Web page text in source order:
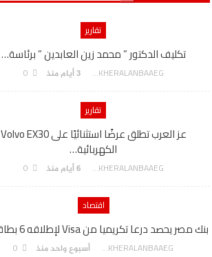
تقارير
تكليف الدكتور ” محمد زين العابدين ” برئاسة…
AKHERALANBAAEG 3 أيام منذ
تقارير
عز العرب تطلق عرضًا استثنائيًا على Volvo EX30
الكهربائية…
AKHERALANBAAEG 6 أيام منذ
اقتصاد
بنك مصر يحصد درعا تكريميا من Visa لإطلاقه 6 بطاقات…
AKHERALANBAAEG أسبوع واحد منذ